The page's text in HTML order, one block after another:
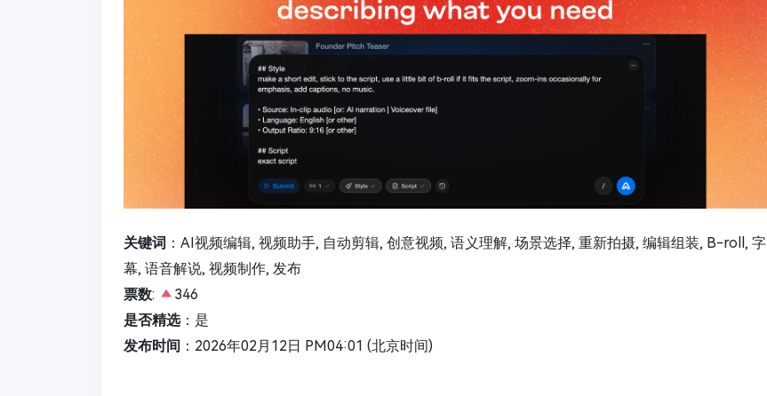
关键词 ：AI视频编辑, 视频助手, 自动剪辑, 创意视频, 语义理解, 场景选择, 重新拍摄, 编辑组装, B-roll, 字
幕, 语音解说, 视频制作, 发布
票数:
346
是否精选：是
发布时间 ：2026年02月12日 PM04:01 (北京时间)